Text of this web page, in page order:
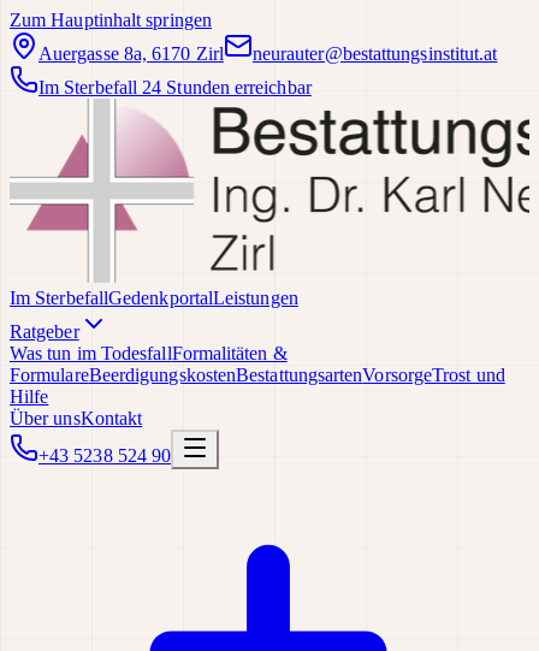
Zum Hauptinhalt springen
Auergasse 8a, 6170 Zirl
neurauter@bestattungsinstitut.at
Im Sterbefall 24 Stunden erreichbar
Im SterbefallGedenkportalLeistungen
Ratgeber
Was tun im TodesfallFormalitäten &
FormulareBeerdigungskostenBestattungsartenVorsorgeTrost und
Hilfe
Über unsKontakt
+43 5238 524 90